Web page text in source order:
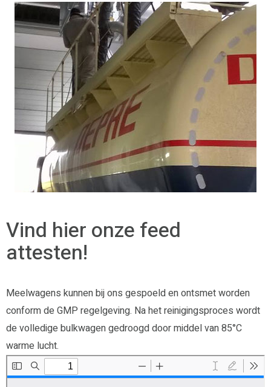
Vind hier onze feed
attesten!
Meelwagens kunnen bij ons gespoeld en ontsmet worden
conform de GMP regelgeving. Na het reinigingsproces wordt
de volledige bulkwagen gedroogd door middel van 85°C
warme lucht.